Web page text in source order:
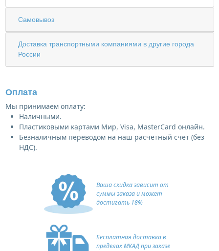
Самовывоз
Доставка транспортными компаниями в другие города
России
Оплата
Мы принимаем оплату:
Наличными.
Пластиковыми картами Мир, Visa, MasterCard онлайн.
Безналичным переводом на наш расчетный счет (без
НДС).
Ваша скидка зависит от
суммы заказа и может
достигать 18%
Бесплатная доставка в
пределах МКАД при заказе